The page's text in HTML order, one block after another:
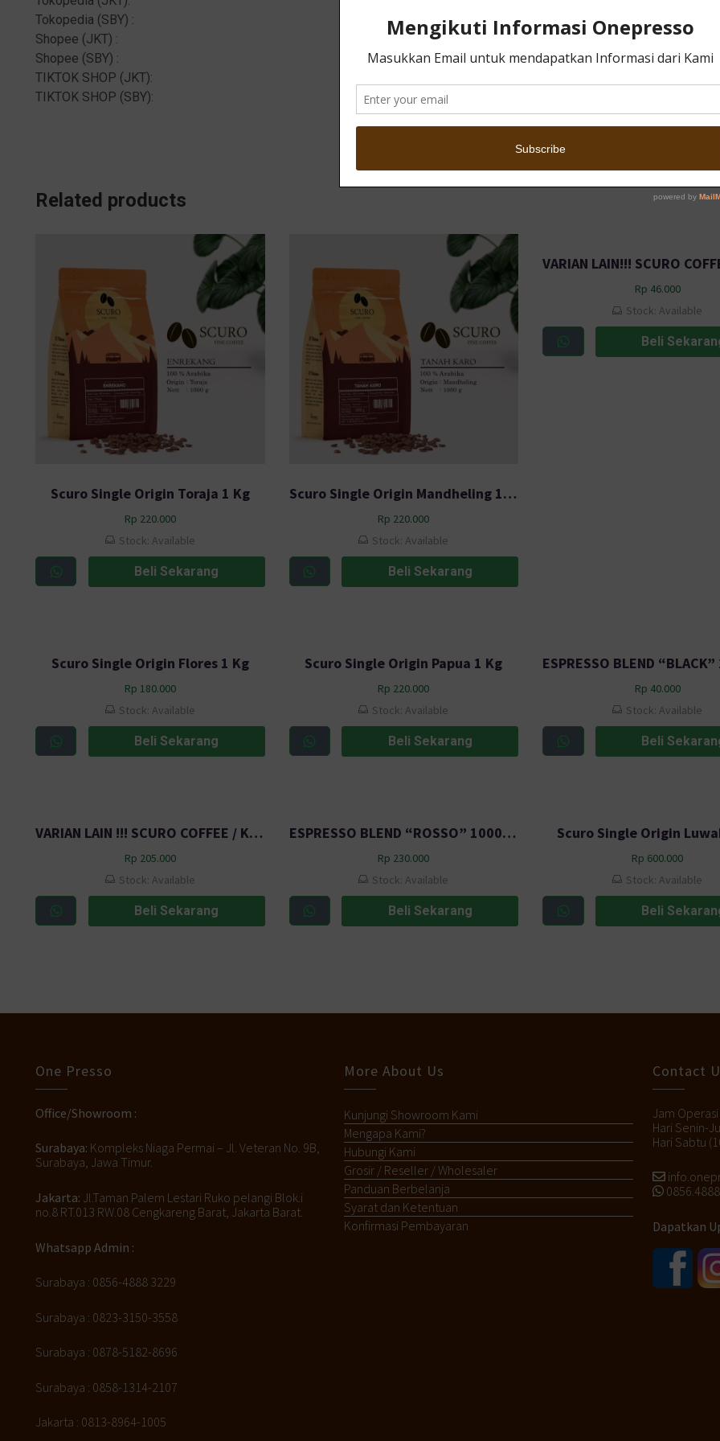
Tokopedia (SBY) :
Shopee (JKT) :
Shopee (SBY) :
TIKTOK SHOP (JKT):
TIKTOK SHOP (SBY):
Related products
Scuro Single Origin Toraja 1 Kg
Rp 220.000
Stock: Available
Beli Sekarang
Scuro Single Origin Mandheling 1 Kg
Rp 220.000
Stock: Available
Beli Sekarang
Rp 46.000
Stock: Available
Beli
Scuro Single Origin Flores 1 Kg
Rp 180.000
Stock: Available
Beli Sekarang
Scuro Single Origin Papua 1 Kg
Rp 220.000
Stock: Available
Beli Sekarang
Rp 40.000
Stock: Available
Beli
VARIAN LAIN !!! SCURO COFFEE / KOPI SCURO / ROASTED BEAN 1000gr
Rp 205.000
Stock: Available
Beli Sekarang
ESPRESSO BLEND “ROSSO” 1000gr SCURO COFFEE / KOPI SCURO 100% ARABICA BLEND
Rp 230.000
Stock: Available
Beli Sekarang
Scuro Single Origin
Rp 600.000
Stock: Available
Beli
One Presso
Office/Showroom :
Surabaya: Kompleks Niaga Permai – Jl. Veteran No. 9B,
Surabaya, Jawa Timur.
Jakarta: Jl.Taman Palem Lestari Ruko pelangi Blok.i
no.8 RT.013 RW.08 Cengkareng Barat, Jakarta Barat.
Whatsapp Admin :
Surabaya : 0856-4888 3229
Surabaya : 0823-3150-3558
Surabaya : 0878-5182-8696
Surabaya : 0858-1314-2107
Jakarta : 0813-8964-1005
More About Us
Kunjungi Showroom Kami
Mengapa Kami?
Hubungi Kami
Grosir / Reseller / Wholesaler
Panduan Berbelanja
Syarat dan Ketentuan
Konfirmasi Pembayaran
Contact
Jam
Hari Senin-
Hari Sabtu
Dapatkan